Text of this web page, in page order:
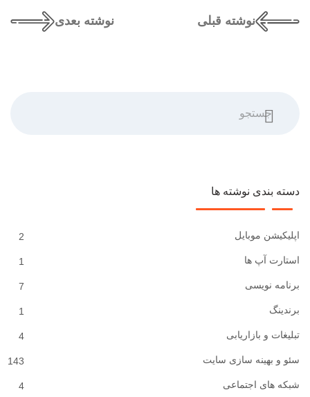
نوشته قبلی نوشته بعدی
دسته بندی نوشته ها
2 اپلیکیشن موبایل
1 استارت آپ ها
7 برنامه نویسی
1 برندینگ
4 تبلیغات و بازاریابی
143 سئو و بهینه سازی سایت
4 شبکه های اجتماعی